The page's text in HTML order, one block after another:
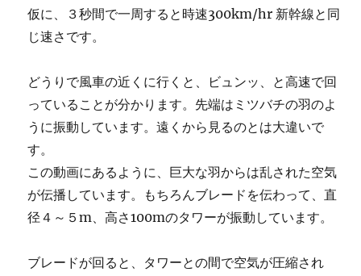
仮に、３秒間で一周すると時速300km/hr 新幹線と同
じ速さです。
どうりで風車の近くに行くと、ビュンッ、と高速で回
っていることが分かります。先端はミツバチの羽のよ
うに振動しています。遠くから見るのとは大違いで
す。
この動画にあるように、巨大な羽からは乱された空気
が伝播しています。もちろんブレードを伝わって、直
径４～５m、高さ100mのタワーが振動しています。
ブレードが回ると、タワーとの間で空気が圧縮され